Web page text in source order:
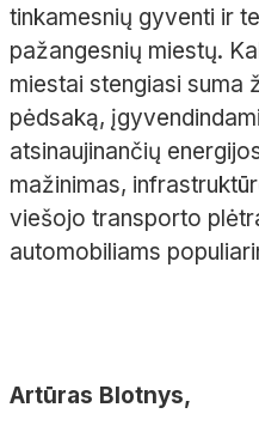
tinkamesnių gyventi ir
pažangesnių miestų.
miestai stengiasi suma
pėdsaką,
atsinaujinančių
mažinimas,
viešojo transporto
automobiliams
Artūras Blotnys,